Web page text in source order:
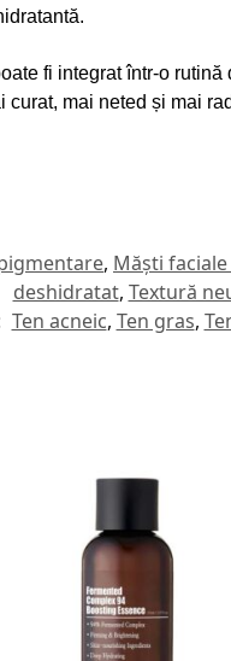
fi integrat într-o
mai neted și mai
, Măști
deshidratat, Textură
Ten acneic, Ten gras,